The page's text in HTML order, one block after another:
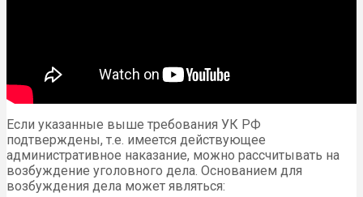
Если указанные выше требования УК РФ
подтверждены, т.е. имеется действующее
административное наказание, можно рассчитывать на
возбуждение уголовного дела. Основанием для
возбуждения дела может являться: